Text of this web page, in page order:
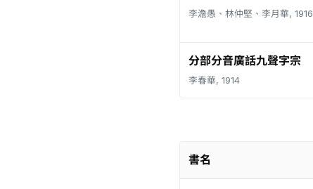
李澹愚、林仲堅、李月華, 1916
分部分音廣話九聲字宗
李春華, 1914
書名